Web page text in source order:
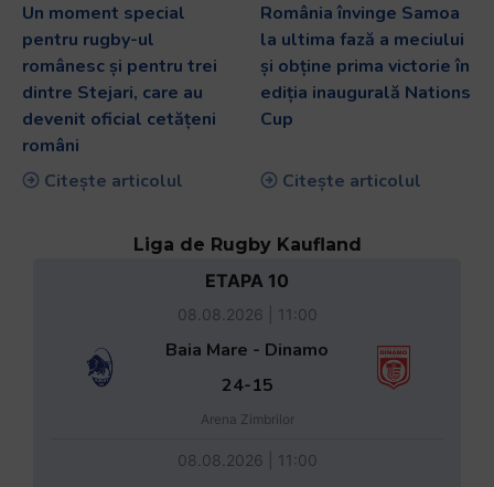
Un moment special
pentru rugby-ul
românesc și pentru trei
dintre Stejari, care au
devenit oficial cetățeni
români
Citește articolul
România învinge Samoa
la ultima fază a meciului
și obține prima victorie în
ediția inaugurală Nations
Cup
Citește articolul
Liga de Rugby Kaufland
ETAPA 10
08.08.2026 | 11:00
Baia Mare - Dinamo
24-15
Arena Zimbrilor
08.08.2026 | 11:00